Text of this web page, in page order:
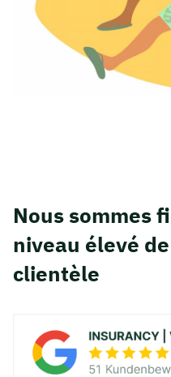
Nous sommes
niveau élevé
clientèle